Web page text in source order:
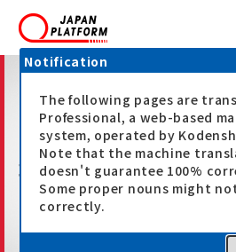
最新情報
Notification
The following pages are
Professional, a web-based
system, operated by
Note that the machine
doesn't guarantee 100%
Some proper nouns might
correctly.